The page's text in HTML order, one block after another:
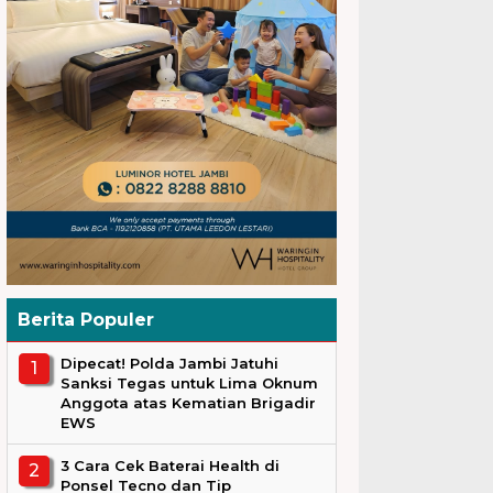
Berita Populer
Dipecat! Polda Jambi Jatuhi
Sanksi Tegas untuk Lima Oknum
Anggota atas Kematian Brigadir
EWS
3 Cara Cek Baterai Health di
Ponsel Tecno dan Tip